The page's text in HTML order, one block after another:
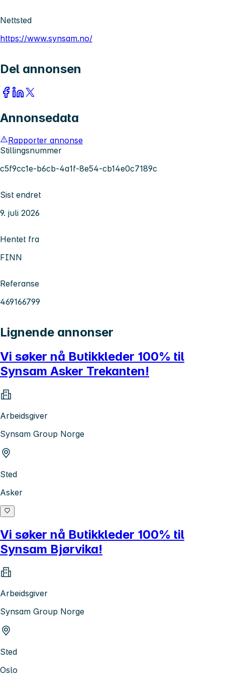
Nettsted
https://www.synsam.no/
Del annonsen
Annonsedata
Rapporter annonse
Stillingsnummer
c5f9cc1e-b6cb-4a1f-8e54-cb14e0c7189c
Sist endret
9. juli 2026
Hentet fra
FINN
Referanse
469166799
Lignende annonser
Vi søker nå Butikkleder 100% til
Synsam Asker Trekanten!
Arbeidsgiver
Synsam Group Norge
Sted
Asker
Vi søker nå Butikkleder 100% til
Synsam Bjørvika!
Arbeidsgiver
Synsam Group Norge
Sted
Oslo